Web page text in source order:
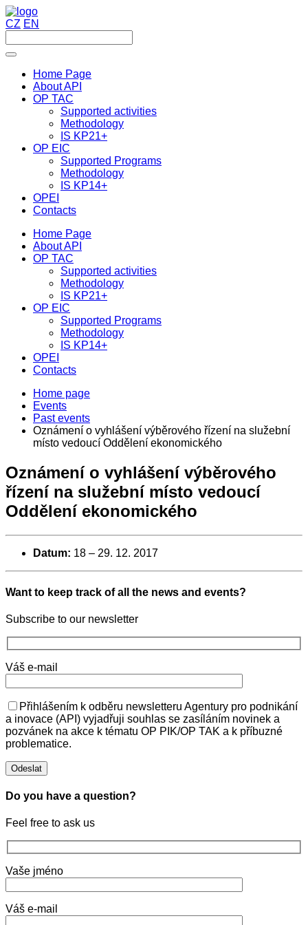
CZ EN
Home Page
About API
OP TAC
Supported activities
Methodology
IS KP21+
OP EIC
Supported Programs
Methodology
IS KP14+
OPEI
Contacts
Home Page
About API
OP TAC
Supported activities
Methodology
IS KP21+
OP EIC
Supported Programs
Methodology
IS KP14+
OPEI
Contacts
Home page
Events
Past events
Oznámení o vyhlášení výběrového řízení na služební
místo vedoucí Oddělení ekonomického
Oznámení o vyhlášení výběrového
řízení na služební místo vedoucí
Oddělení ekonomického
Datum: 18 – 29. 12. 2017
Want to keep track of all the news and events?
Subscribe to our newsletter
Váš e-mail
Přihlášením k odběru newsletteru Agentury pro podnikání
a inovace (API) vyjadřuji souhlas se zasíláním novinek a
pozvánek na akce k tématu OP PIK/OP TAK a k příbuzné
problematice.
Do you have a question?
Feel free to ask us
Vaše jméno
Váš e-mail